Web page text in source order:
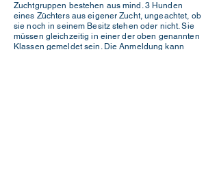
Zuchtgruppen bestehen aus mind. 3 Hunden
eines Züchters aus eigener Zucht, ungeachtet, ob
sie noch in seinem Besitz stehen oder nicht. Sie
müssen gleichzeitig in einer der oben genannten
Klassen gemeldet sein. Die Anmeldung kann